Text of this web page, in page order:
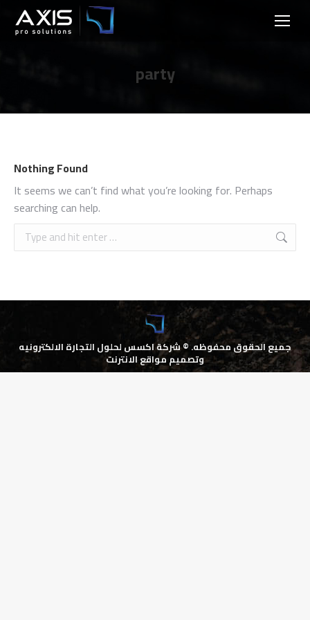
party
Nothing Found
It seems we can’t find what you’re looking for. Perhaps
searching can help.
Search:
جميع الحقوق محفوظه. ©شركة اكسس لحلول التجارة الالكترونيه
وتصميم مواقع الانترنت